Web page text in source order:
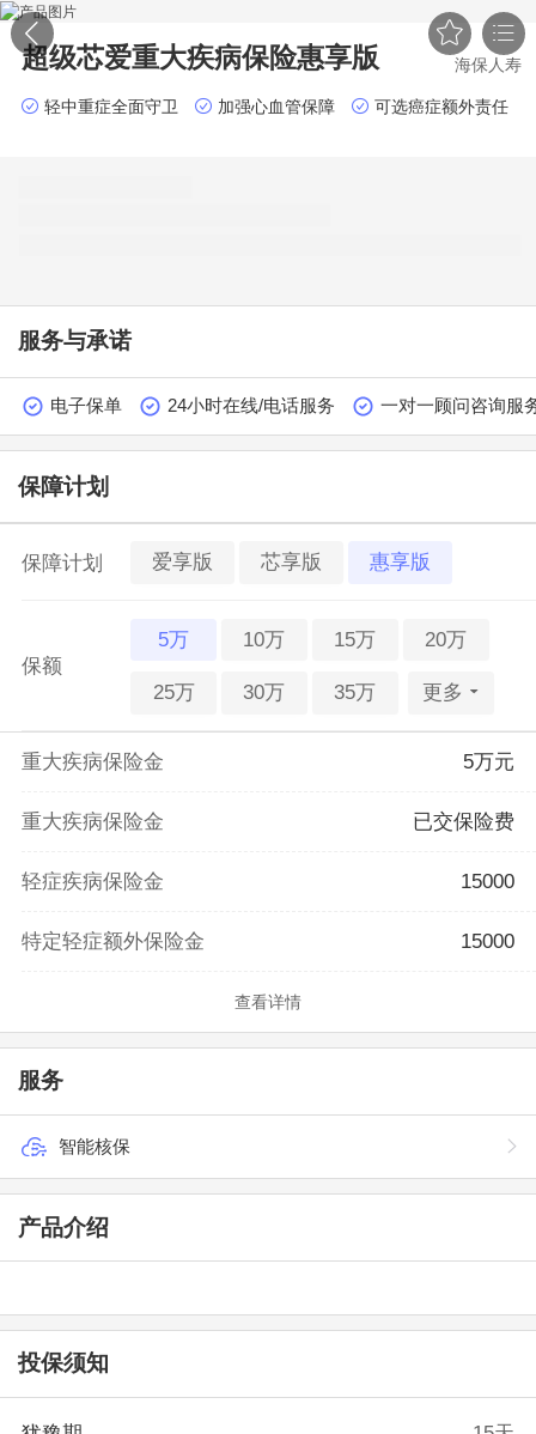
 
超级芯爱重大疾病保险惠享版 海保人寿
轻中重症全面守卫 加强心血管保障 可选癌症额外责任
服务与承诺
电子保单 24小时在线/电话服务 一对一顾问咨询服
保障计划
保障计划 爱享版 芯享版 惠享版
保额
5万 10万 15万 20万
25万 30万 35万 更多
重大疾病保险金 5万元
重大疾病保险金 已交保险费
轻症疾病保险金 15000
特定轻症额外保险金 15000
查看详情
服务
智能核保
产品介绍
投保须知